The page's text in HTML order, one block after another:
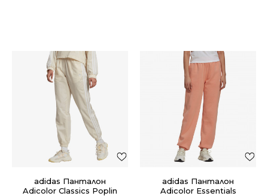
adidas Панталон
Adicolor Classics Poplin
adidas Панталон
Adicolor Essentials